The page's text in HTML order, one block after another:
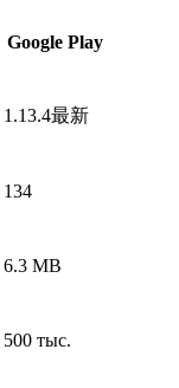
Google Play
1.13.4最新
134
6.3 MB
500 тыс.